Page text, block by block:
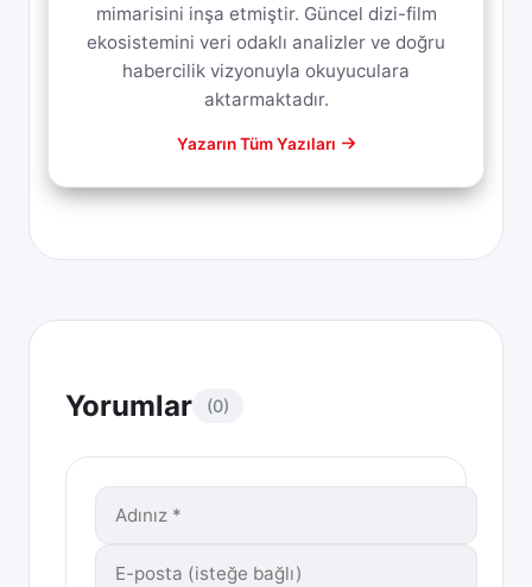
mimarisini inşa etmiştir. Güncel dizi-film
ekosistemini veri odaklı analizler ve doğru
habercilik vizyonuyla okuyuculara
aktarmaktadır.
Yazarın Tüm Yazıları
Yorumlar (0)